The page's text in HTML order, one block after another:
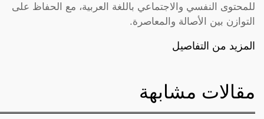
للمحتوى النفسي والاجتماعي باللغة العربية، مع الحفاظ على
التوازن بين الأصالة والمعاصرة.
المزيد من التفاصيل
مقالات مشابهة